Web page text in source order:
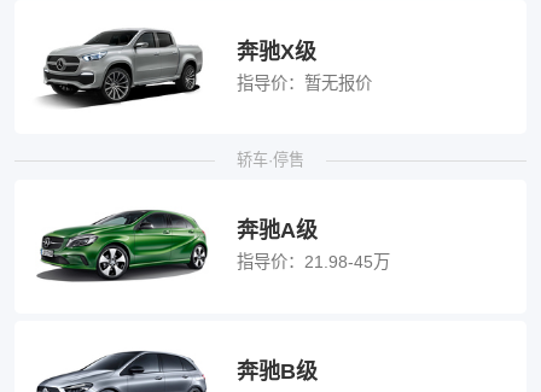
奔驰X级
指导价： 暂无报价
轿车·停售
奔驰A级
指导价： 21.98-45万
奔驰B级